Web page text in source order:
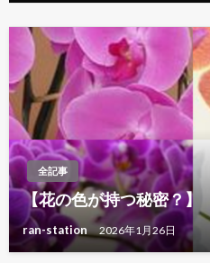
ョ
ン
全記事
【花の色が持つ秘密？】
ran-station 2026年1月26日